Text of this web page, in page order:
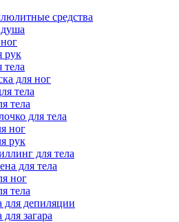
средства
душа
рук
тела
для ног
тела
тела
для тела
ног
рук
для тела
для тела
ног
тела
для депиляции
загара